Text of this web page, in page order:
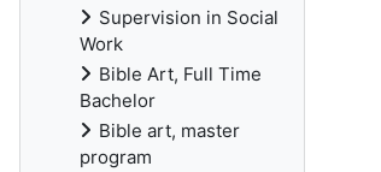
Supervision in Social
Work
Bible Art, Full Time
Bachelor
Bible art, master
program